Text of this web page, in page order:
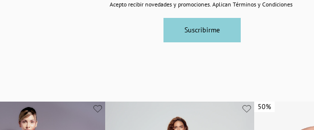
Acepto recibir novedades y promociones. Aplican Términos y Condiciones
Suscribirme
50%
50%